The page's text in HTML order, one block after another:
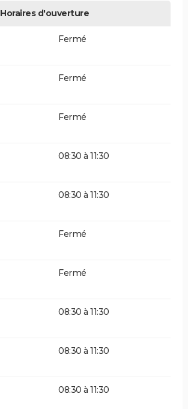
Horaires d'ouverture
Fermé
Fermé
Fermé
08:30 à 11:30
08:30 à 11:30
Fermé
Fermé
08:30 à 11:30
08:30 à 11:30
08:30 à 11:30